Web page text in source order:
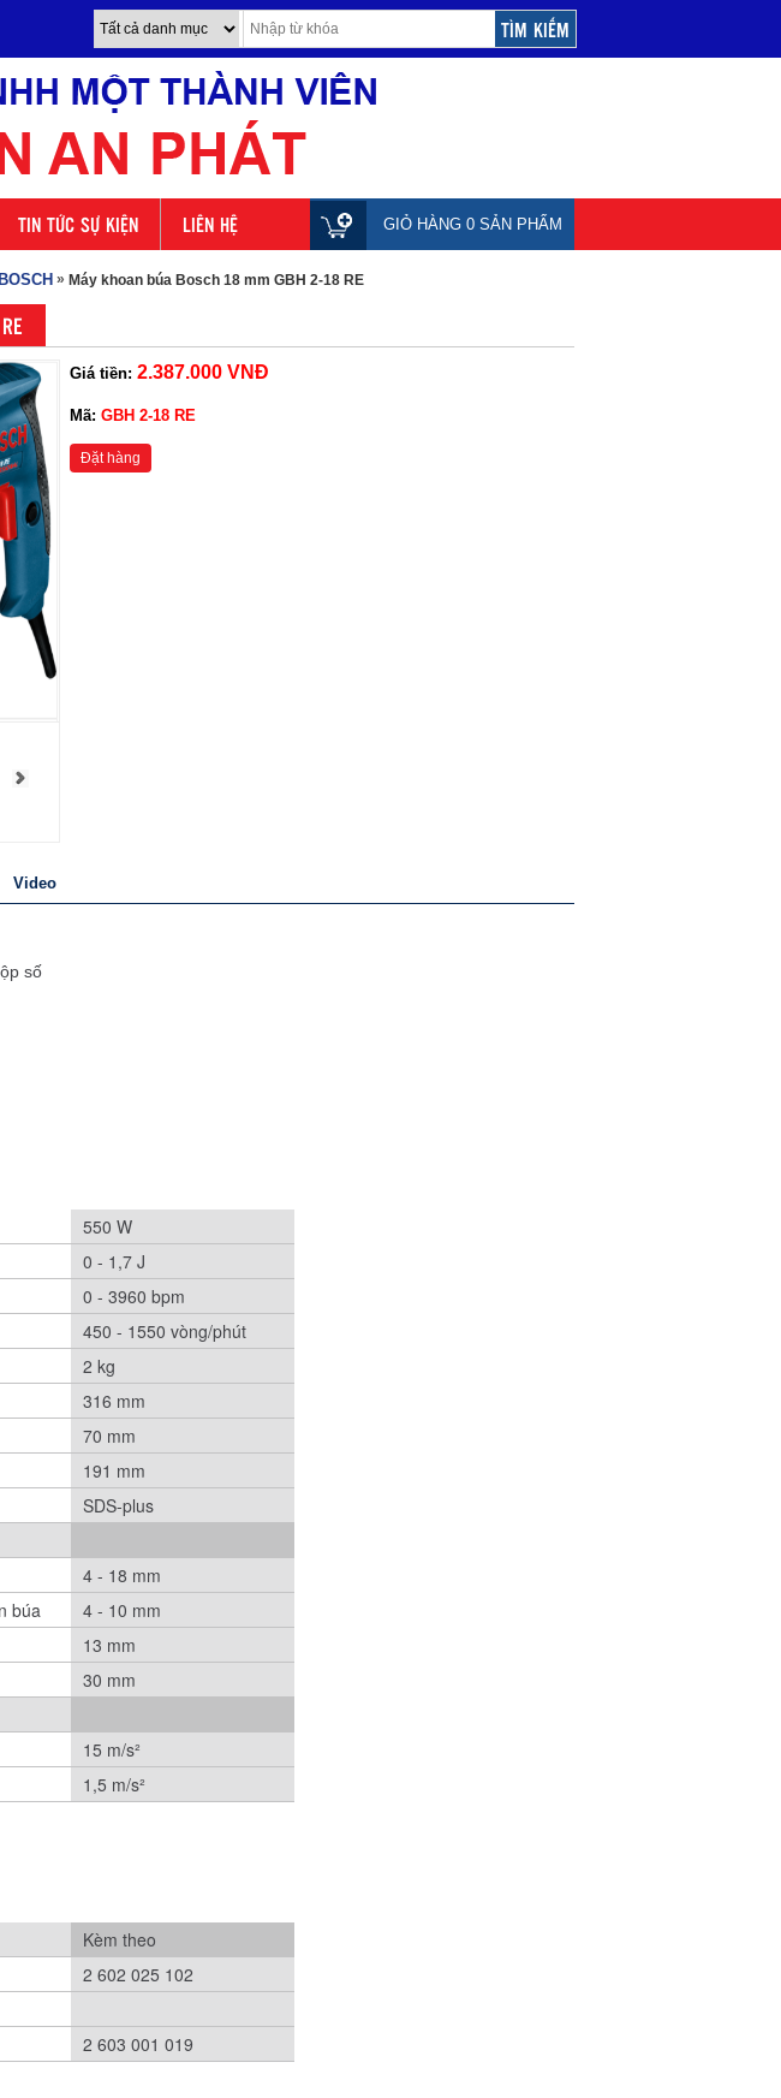
TIN TỨC SỰ KIỆN LIÊN HỆ GIỎ HÀNG 0 SẢN PHẨM
» Máy khoan búa Bosch 18 mm GBH 2-18 RE
Giá tiền: 2.387.000 VNĐ
Mã: GBH 2-18 RE
Đặt hàng
Video
số
550 W
0 - 1,7 J
0 - 3960 bpm
450 - 1550 vòng/phút
2 kg
316 mm
70 mm
191 mm
SDS-plus
4 - 18 mm
búa
4 - 10 mm
13 mm
30 mm
15 m/s²
1,5 m/s²
Kèm theo
2 602 025 102
2 603 001 019